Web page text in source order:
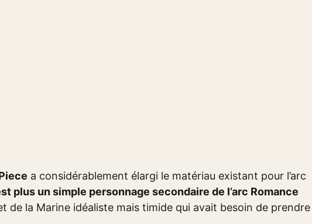
a considérablement élargi le matériau existant pour l’arc
plus un simple personnage secondaire de l’arc Romance
de la Marine idéaliste mais timide qui avait besoin de prendre